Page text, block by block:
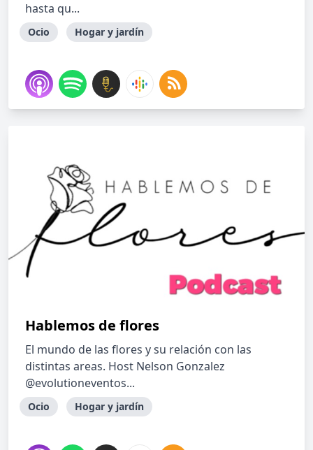
hasta qu...
Ocio Hogar y jardín
Hablemos de flores
El mundo de las flores y su relación con las
distintas areas. Host Nelson Gonzalez
@evolutioneventos...
Ocio Hogar y jardín